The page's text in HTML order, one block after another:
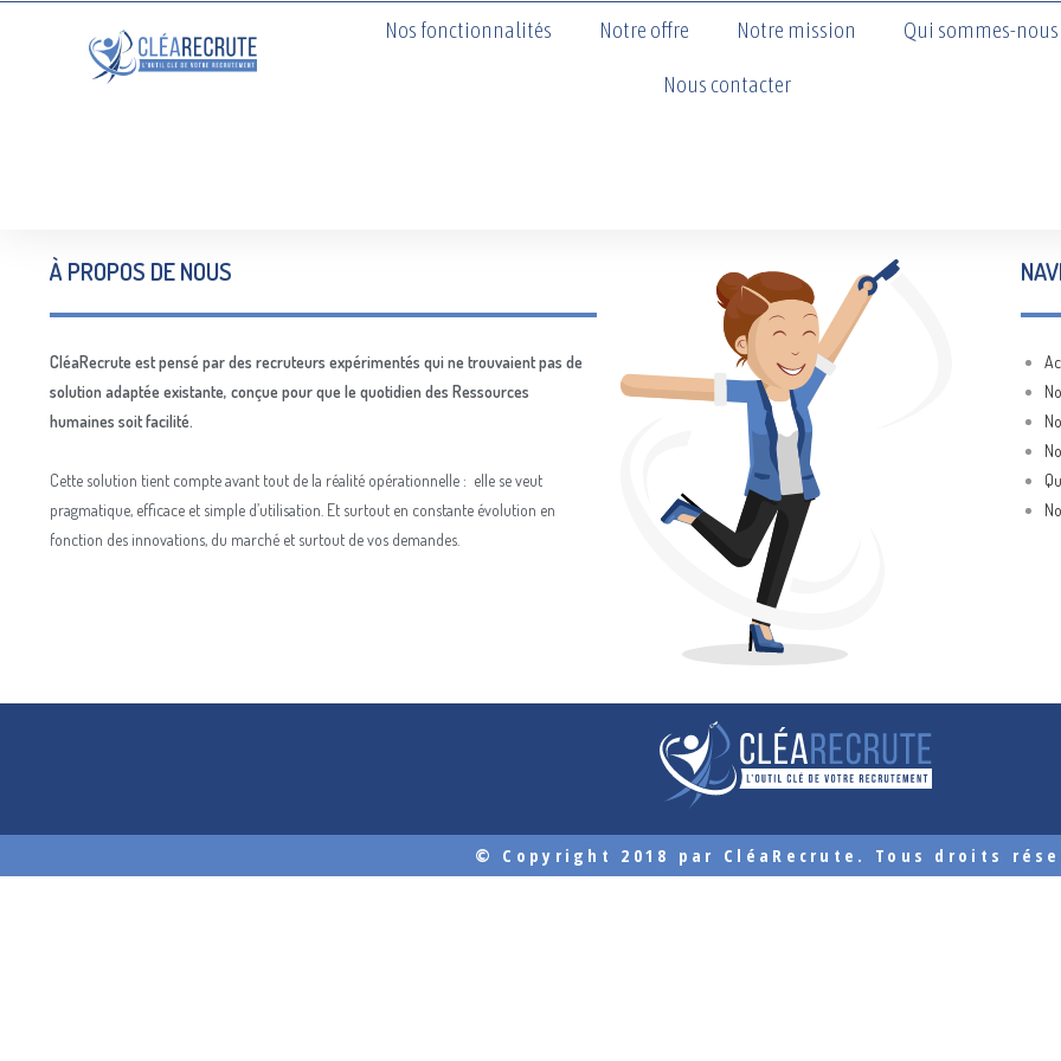
Nos fonctionnalités Notre offre Notre mission Qui sommes-nous
Nous contacter
À PROPOS DE NOUS
CléaRecrute est pensé par des recruteurs expérimentés qui ne trouvaient pas de
solution adaptée existante, conçue pour que le quotidien des Ressources
humaines soit facilité.
Cette solution tient compte avant tout de la réalité opérationnelle : elle se veut
pragmatique, efficace et simple d’utilisation. Et surtout en constante évolution en
fonction des innovations, du marché et surtout de vos demandes.
© Copyright 2018 par CléaRecrute. Tous droits